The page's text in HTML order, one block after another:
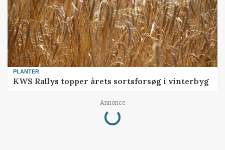
PLANTER
KWS Rallys topper årets sortsforsøg i vinterbyg
Annonce
Loading...